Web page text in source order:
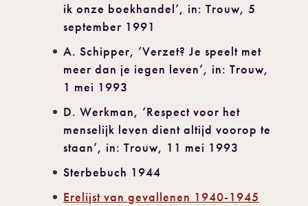
ik onze boekhandel’, in: Trouw, 5
september 1991
A. Schipper, ‘Verzet? Je speelt met
meer dan je iegen leven’, in: Trouw,
1 mei 1993
D. Werkman, ‘Respect voor het
menselijk leven dient altijd voorop te
staan’, in: Trouw, 11 mei 1993
Sterbebuch 1944
Erelijst van gevallenen 1940-1945